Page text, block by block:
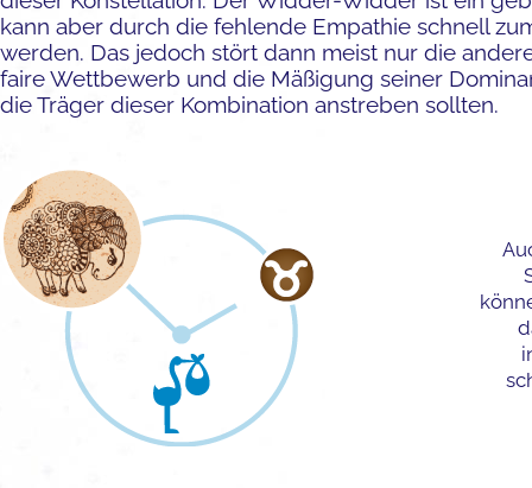
kann aber durch die fehlende Empathie schnell
werden. Das jedoch stört dann meist nur die
faire Wettbewerb und die Mäßigung seiner
die Träger dieser Kombination anstreben sollten.